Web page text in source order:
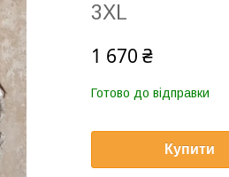
3XL
1 670 ₴
Готово до відправки
Купити